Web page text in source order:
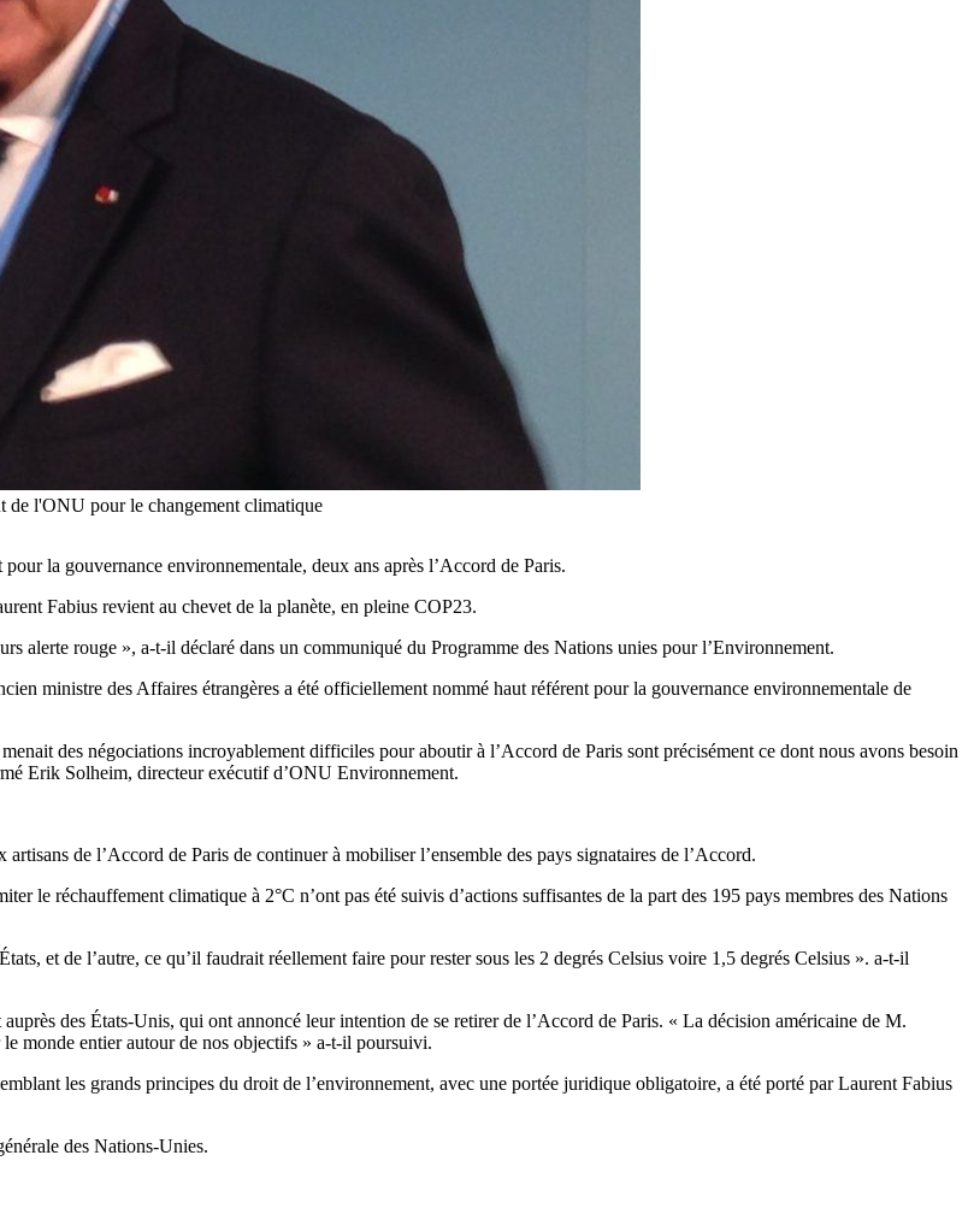
de l'ONU pour le changement climatique
la gouvernance environnementale, deux ans après l’Accord de Paris.
Fabius revient au chevet de la planète, en pleine COP23.
alerte rouge », a-t-il déclaré dans un communiqué du Programme des Nations unies pour l’Environnement.
ministre des Affaires étrangères a été officiellement nommé haut référent pour la gouvernance environnementale de
des négociations incroyablement difficiles pour aboutir à l’Accord de Paris sont précisément ce dont nous avons besoin
Erik Solheim, directeur exécutif d’ONU Environnement.
de l’Accord de Paris de continuer à mobiliser l’ensemble des pays signataires de l’Accord.
le réchauffement climatique à 2°C n’ont pas été suivis d’actions suffisantes de la part des 195 pays membres des Nations
et de l’autre, ce qu’il faudrait réellement faire pour rester sous les 2 degrés Celsius voire 1,5 degrés Celsius ». a-t-il
des États-Unis, qui ont annoncé leur intention de se retirer de l’Accord de Paris. « La décision américaine de M.
monde entier autour de nos objectifs » a-t-il poursuivi.
les grands principes du droit de l’environnement, avec une portée juridique obligatoire, a été porté par Laurent Fabius
des Nations-Unies.